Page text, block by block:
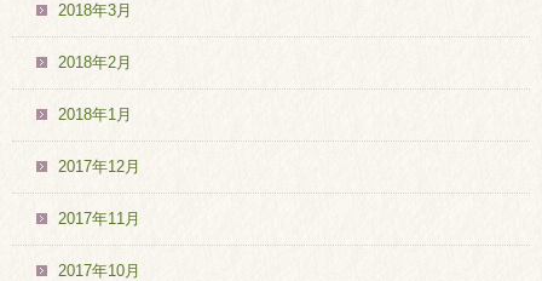
2018年3月
2018年2月
2018年1月
2017年12月
2017年11月
2017年10月